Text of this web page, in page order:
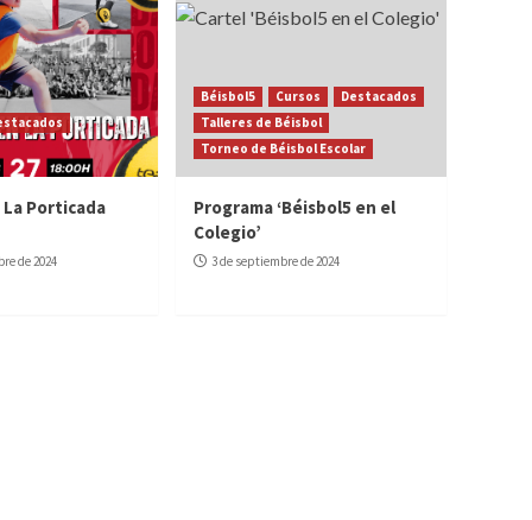
Porticada
de 2024
Béisbol5 Cursos
Destacados
Talleres de Béisbol
Torneo de Béisbol Escolar
Programa ‘Béisbol5 en el
Colegio’
3 de septiembre de 2024